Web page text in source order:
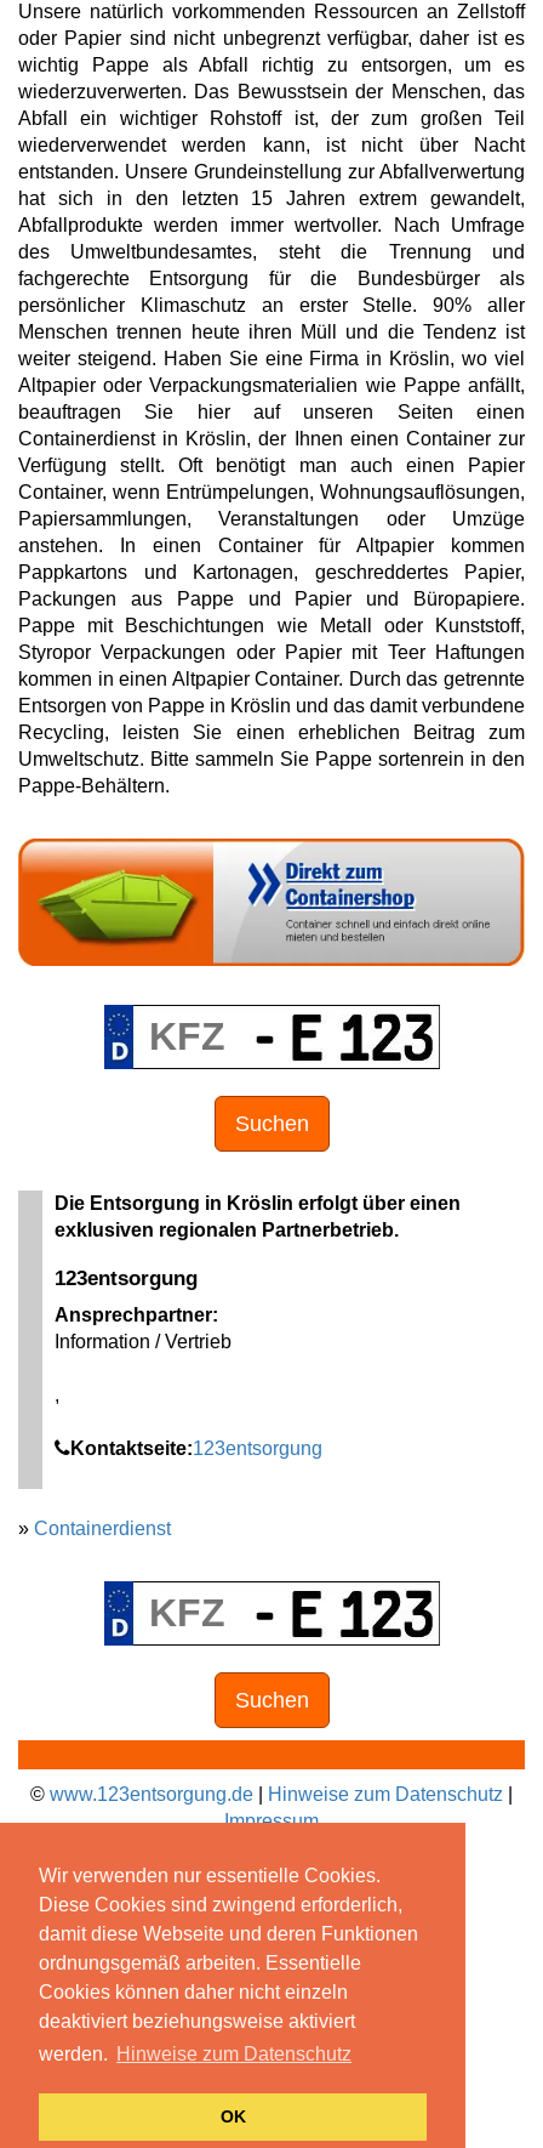
Wir verwenden nur essentielle Cookies.
Diese Cookies sind zwingend erforderlich,
damit diese Webseite und deren Funktionen
ordnungsgemäß arbeiten. Essentielle
Cookies können daher nicht einzeln
deaktiviert beziehungsweise aktiviert
werden. Hinweise zum Datenschutz
OK
Unsere natürlich vorkommenden Ressourcen an Zellstoff
oder Papier sind nicht unbegrenzt verfügbar, daher ist es
wichtig Pappe als Abfall richtig zu entsorgen, um es
wiederzuverwerten. Das Bewusstsein der Menschen, das
Abfall ein wichtiger Rohstoff ist, der zum großen Teil
wiederverwendet werden kann, ist nicht über Nacht
entstanden. Unsere Grundeinstellung zur Abfallverwertung
hat sich in den letzten 15 Jahren extrem gewandelt,
Abfallprodukte werden immer wertvoller. Nach Umfrage
des Umweltbundesamtes, steht die Trennung und
fachgerechte Entsorgung für die Bundesbürger als
persönlicher Klimaschutz an erster Stelle. 90% aller
Menschen trennen heute ihren Müll und die Tendenz ist
weiter steigend. Haben Sie eine Firma in Kröslin, wo viel
Altpapier oder Verpackungsmaterialien wie Pappe anfällt,
beauftragen Sie hier auf unseren Seiten einen
Containerdienst in Kröslin, der Ihnen einen Container zur
Verfügung stellt. Oft benötigt man auch einen Papier
Container, wenn Entrümpelungen, Wohnungsauflösungen,
Papiersammlungen, Veranstaltungen oder Umzüge
anstehen. In einen Container für Altpapier kommen
Pappkartons und Kartonagen, geschreddertes Papier,
Packungen aus Pappe und Papier und Büropapiere.
Pappe mit Beschichtungen wie Metall oder Kunststoff,
Styropor Verpackungen oder Papier mit Teer Haftungen
kommen in einen Altpapier Container. Durch das getrennte
Entsorgen von Pappe in Kröslin und das damit verbundene
Recycling, leisten Sie einen erheblichen Beitrag zum
Umweltschutz. Bitte sammeln Sie Pappe sortenrein in den
Pappe-Behältern.
Suchen
Die Entsorgung in Kröslin erfolgt über einen
exklusiven regionalen Partnerbetrieb.
123entsorgung
Ansprechpartner:
Information / Vertrieb
,
Kontaktseite:123entsorgung
» Containerdienst
Suchen
© www.123entsorgung.de Hinweise zum Datenschutz
Impressum